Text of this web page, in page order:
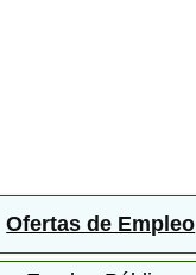
Ofertas de Empleo